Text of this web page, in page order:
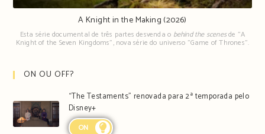
A Knight in the Making (2026)
Esta série documental de três partes desvenda o behind the scenesde "A
Knight of the Seven Kingdoms", nova série do universo "Game of Thrones".
ON OU OFF?
“The Testaments” renovada para 2ª temporada pelo
Disney+
ON